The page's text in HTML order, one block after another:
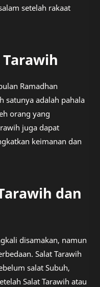
setelah rakaat
Ramadhan
satunya adalah pahala
orang yang
juga dapat
keimanan dan
dan
disamakan, namun
Salat Tarawih
salat Subuh,
Salat Tarawih atau